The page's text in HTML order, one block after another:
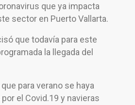
que ya impacta
sector en Puerto Vallarta.
que todavía para este
la llegada del
para verano se haya
el Covid.19 y navieras